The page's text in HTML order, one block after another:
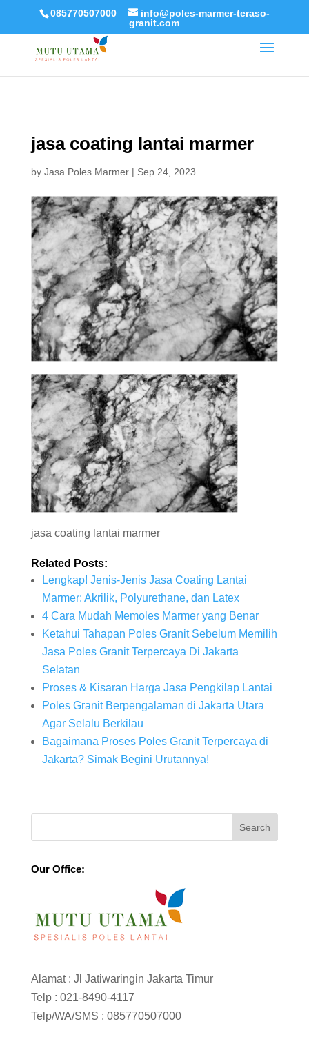
085770507000
info@poles-marmer-teraso-
granit.com
jasa coating lantai marmer
by Jasa Poles Marmer| Sep 24, 2023
jasa coating lantai marmer
Related Posts:
Lengkap! Jenis-Jenis Jasa Coating Lantai
Marmer: Akrilik, Polyurethane, dan Latex
4 Cara Mudah Memoles Marmer yang Benar
Ketahui Tahapan Poles Granit Sebelum Memilih
Jasa Poles Granit Terpercaya Di Jakarta
Selatan
Proses & Kisaran Harga Jasa Pengkilap Lantai
Poles Granit Berpengalaman di Jakarta Utara
Agar Selalu Berkilau
Bagaimana Proses Poles Granit Terpercaya di
Jakarta? Simak Begini Urutannya!
Our Office:
Alamat : Jl Jatiwaringin Jakarta Timur
Telp : 021-8490-4117
Telp/WA/SMS : 085770507000